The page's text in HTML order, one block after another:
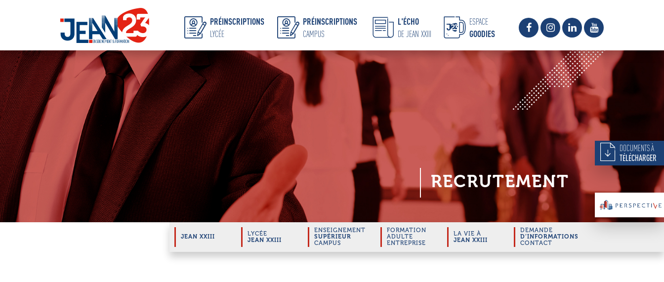
PRÉINSCRIPTIONS
LYCÉE
PRÉINSCRIPTIONS
CAMPUS
L'ÉCHO
DE JEAN XXIII
ESPACE
GOODIES
Hit enter to search or ESC to close
RECRUTEMENT
JEAN XXIII
LYCÉE
JEAN XXIII
ENSEIGNEMENT
SUPÉRIEUR
CAMPUS
FORMATION
ADULTE
ENTREPRISE
LA VIE À
JEAN XXIII
DEMANDE
D’INFORMATIONS
CONTACT
DOCUMENTS À
TÉLÉCHARGER